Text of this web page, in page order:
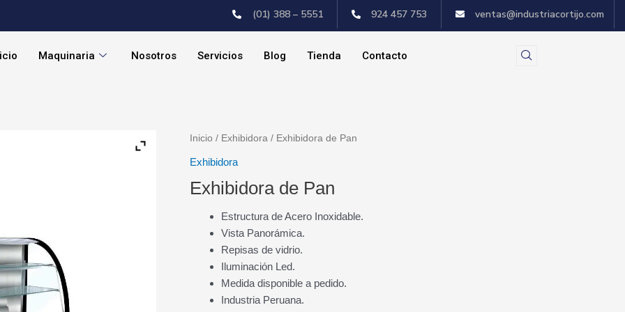
(01) 388 – 5551 924 457 753 ventas@industriacortijo.com
Maquinaria Nosotros Servicios Blog Tienda Contacto
Inicio / Exhibidora / Exhibidora de Pan
Exhibidora
Exhibidora de Pan
Estructura de Acero Inoxidable.
Vista Panorámica.
Repisas de vidrio.
Iluminación Led.
Medida disponible a pedido.
Industria Peruana.